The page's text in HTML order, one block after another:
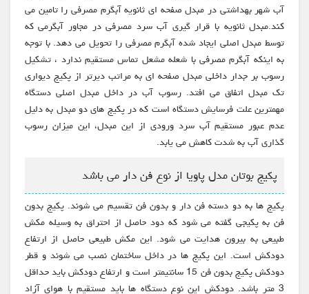
آب شهر بهداشتی در مبدل صفحه ای ثانویه آبگرم مصرفی را تامین می
کند.مبدل ثانویه با قرار گیری آب سرد مصرفی در مجاور آبگرمی که
توسط مبدل اصلی ایجاد شده آبگرم مصرفی را تحویل می دهد. با توجه
به اینکه آبگرم مصرفی با شعله مشعل تماس مستقیم ندارد ، تشکیل
رسوب بر جدار داخلی مبدل صفحه ای به مراتب دیرتر از پکیج دیواری
تک مبدل اتفاق می افتد. رسوب آب در داخل مبدل اصلی دستگاه
مهمترین علت فرسایش دستگاه است که در پکیج های دو مبدل به دلیل
عدم عبور مستقیم آب سرد ورودی از این مبدل، این میزان رسوب
گذاری آب به شدت کاهش می یابد.
پکیج بوتان مدل پاویا از نوع فن دار می باشد
پکیج ها به دو دسته فن دار و بدون فن تقسیم می شوند. پکیج بدون
فن به پکیجی گفته می شود که دود حاصل از احتراق به وسیله مکش
طبیعی به بیرون هدایت می شود. این مکش طبیعی حاصل از ارتفاع
دودکش است. این پکیج ها در داخل ساختمان نصب می شوند و قطر
دودکش پکیج بدون فن 15 سانتیمتر است و ارتفاع دودکش باید حداقل
3 متر باشد. دودکش این نوع دستگاه ها باید مستقیم با هوای آزاد